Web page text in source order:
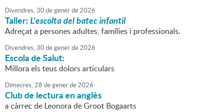
Divendres,30 degenerde2026
Taller:L'escolta del batec infantil
Adreçat a persones adultes, famílies i professionals.
Divendres,30 degenerde2026
Escola de Salut:
Millora els teus dolors articulars
Dimecres,28 degenerde2026
Club de lectura en anglès
a càrrec de Leonora de Groot Bogaarts